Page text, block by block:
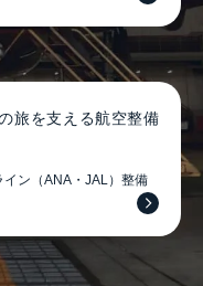
旅を支える航空整備
ン（ANA・JAL）整備